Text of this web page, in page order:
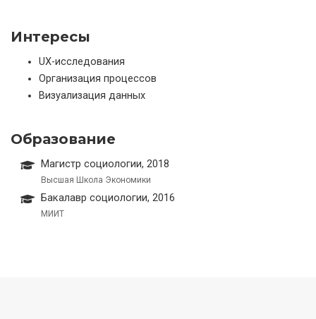
Интересы
UX-исследования
Организация процессов
Визуализация данных
Образование
Магистр социологии, 2018
Высшая Школа Экономики
Бакалавр социологии, 2016
МИИТ